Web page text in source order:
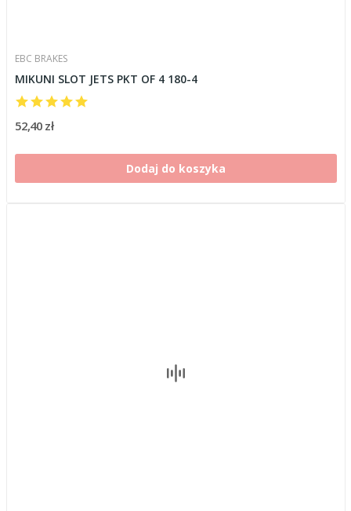
EBC BRAKES
MIKUNI SLOT JETS PKT OF 4 180-4
52,40 zł
Dodaj do koszyka